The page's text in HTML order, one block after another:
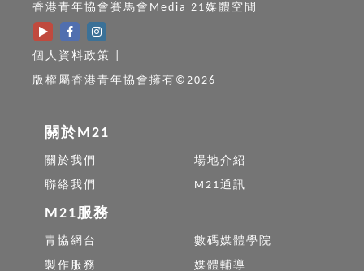
香港青年協會賽馬會Media 21媒體空間
個人資料政策
版權屬香港青年協會擁有©2026
關於M21
關於我們
場地介紹
聯絡我們
M21通訊
M21服務
青協網台
數碼媒體學院
製作服務
媒體輔導